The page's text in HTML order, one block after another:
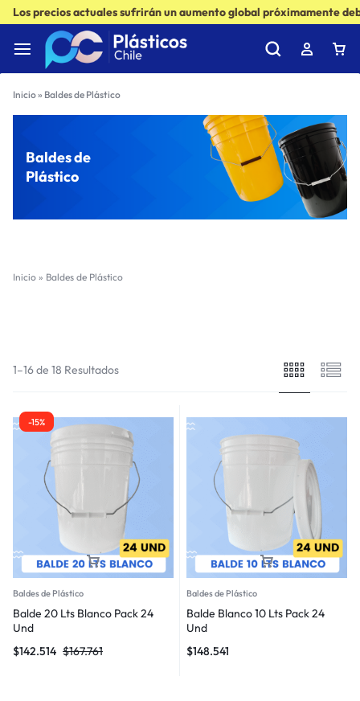
Los precios actuales sufrirán un aumento global próximamente
Inicio» Baldes de Plástico
Baldes de
Plástico
Inicio » Baldes de Plástico
1–16 de 18 Resultados
-15%
Baldes de Plástico
Balde 20 Lts Blanco Pack 24
Und
$167.761
$142.514
Baldes de Plástico
Balde Blanco 10 Lts Pack 24
Und
$148.541